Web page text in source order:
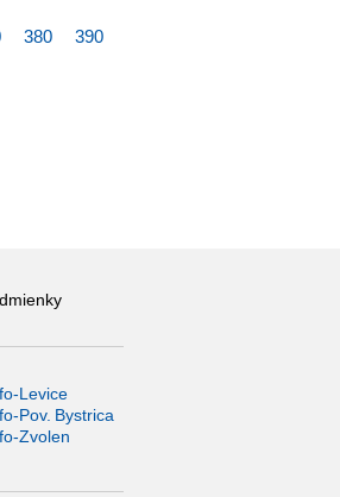
380 390
Levice
Pov. Bystrica
Zvolen